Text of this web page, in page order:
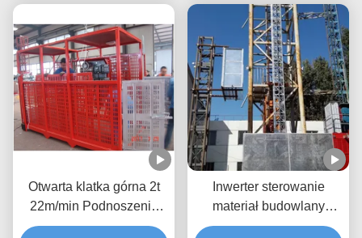
Otwarta klatka górna 2t
22m/min Podnoszenie
materiałów budowlanych
Inwerter sterowanie
materiał budowlany
podnoszący, 37kw